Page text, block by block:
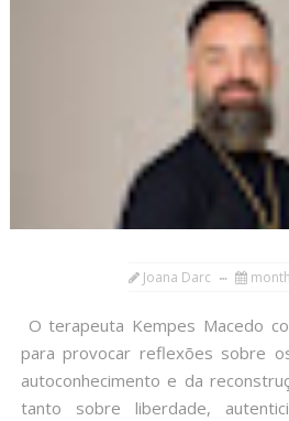
Joana Darc
O terapeuta Kempes Macedo
para provocar reflexões sobre
autoconhecimento e da
tanto sobre liberdade,